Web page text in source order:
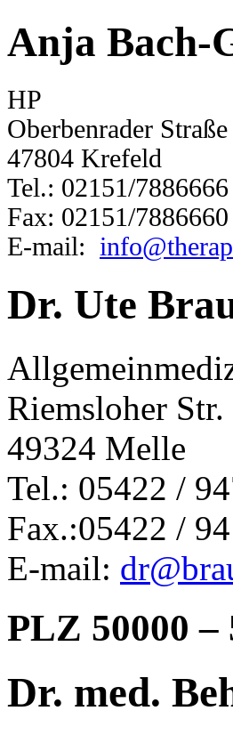
Anja Bach-
HP
Oberbenrader
47804 Krefeld
Tel.: 02151/7886666
Fax: 02151/7886660
E-mail:
Dr. Ute
Riemsloher Str.
49324 Melle
Tel.: 05422 /
Fax.:05422 /
E-mail:
PLZ 50000 –
Dr. med.